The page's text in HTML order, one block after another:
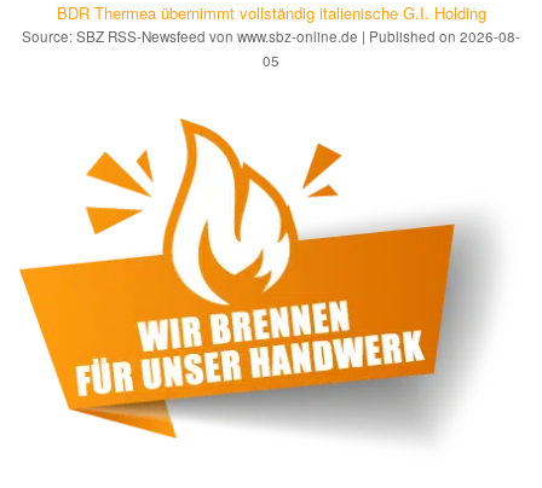
BDR Thermea übernimmt vollständig italienische G.I. Holding
Source: SBZ RSS-Newsfeed von www.sbz-online.de
Published on 2026-08-
05